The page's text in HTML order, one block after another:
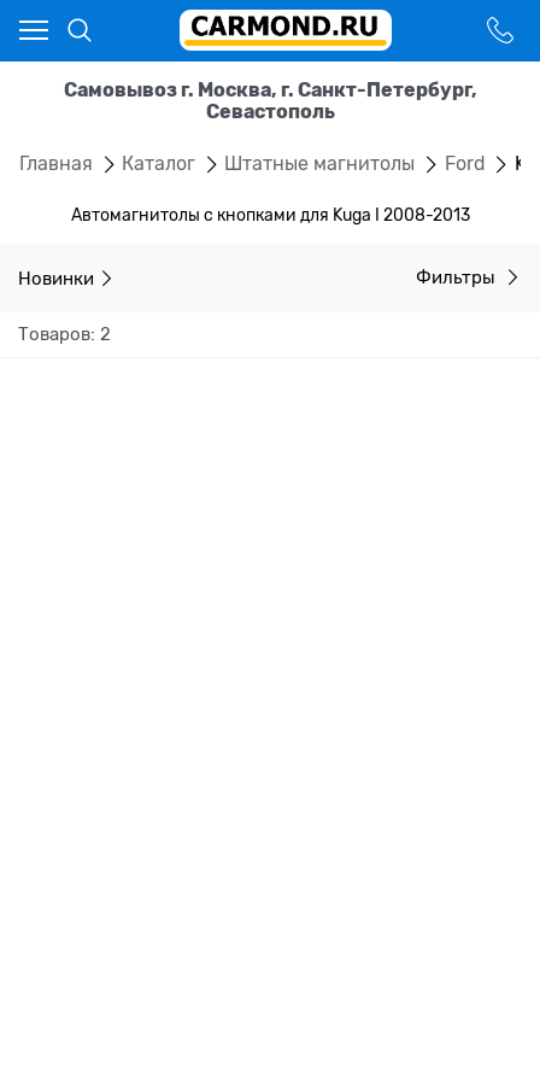
Самовывоз г. Москва, г. Санкт-Петербург,
Севастополь
Главная Каталог Штатные магнитолы Ford
Автомагнитолы с кнопками для Kuga I 2008-2013
Новинки Фильтры
Товаров: 2